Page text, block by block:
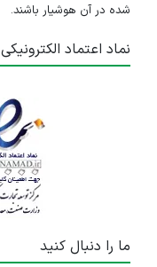
شده در آن هوشیار باشند.
نماد اعتماد الکترونیکی
ما را دنبال کنید